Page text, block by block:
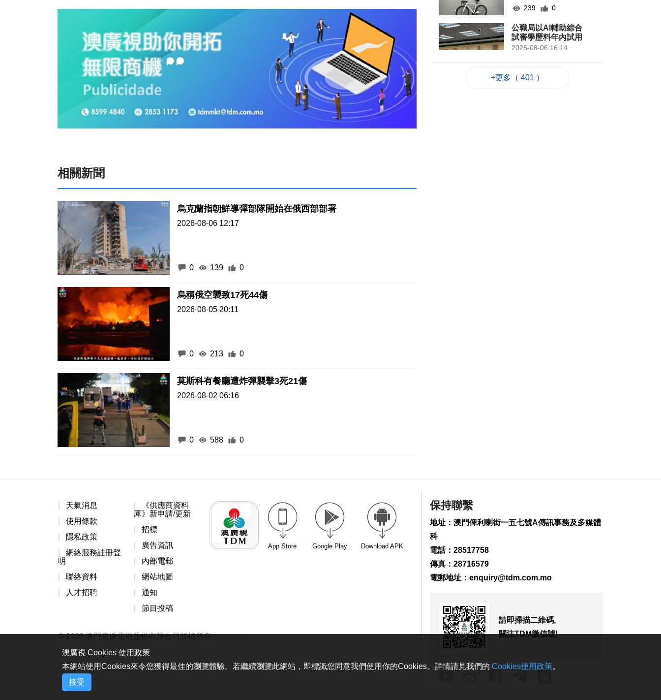
相關新聞
烏克蘭指朝鮮導彈部隊開始在俄西部部署
2026-08-06 12:17
0 139 0
烏稱俄空襲致17死44傷
2026-08-05 20:11
0 213 0
莫斯科有餐廳遭炸彈襲擊3死21傷
2026-08-02 06:16
0 588 0
239
0
公職局以AI輔助綜合
試審學歷料年內試用
2026-08-06 16:14
環保規劃編製及固體
路氹酒店中年女多處
寵物橫琴通關便利化
296
0
2026-08-06 12:41
+更多（ 401 ）
天氣消息
使用條款
隱私政策
網絡服務註冊聲
明
聯絡資料
人才招聘
《供應商資料
庫》新申請/更新
招標
廣告資訊
內部電郵
網站地圖
通知
節目投稿
App Store Google Play Download APK
© 2026 澳門廣播電視股份有限公司版權所有
保持聯繫
地址：澳門俾利喇街一五七號A傳訊事務及多媒體
科
電話：28517758
傳真：28716579
電郵地址： enquiry@tdm.com.mo
請即掃描二維碼,
關注TDM微信號!
澳廣視 Cookies 使用政策
本網站使用Cookies來令您獲得最佳的瀏覽體驗。若繼續瀏覽此網站，即標識您同意我們使用你的Cookies。詳情請見我們的 Cookies使用政策。
接受